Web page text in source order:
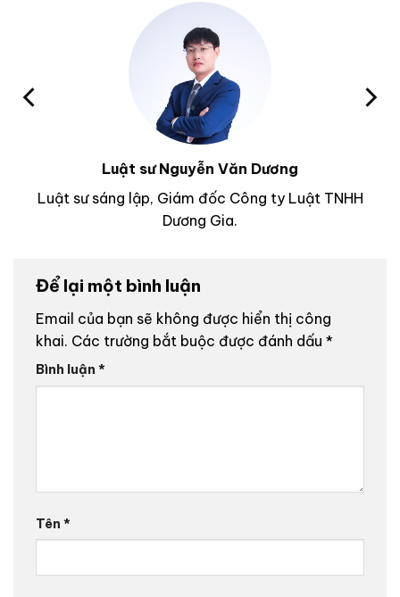
Luật sư Nguyễn Văn Dương
Luật sư sáng lập, Giám đốc Công ty Luật TNHH
Dương Gia.
Để lại một bình luận
Email của bạn sẽ không được hiển thị công
khai. Các trường bắt buộc được đánh dấu *
Bình luận *
Tên *